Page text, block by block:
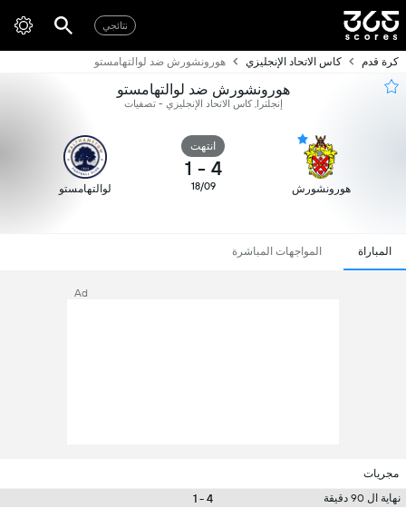
نتائجي
كرة قدم كاس الاتحاد الإنجليزي هورونشورش ضد لوالتهامستو
هورونشورش ضد لوالتهامستو
إنجلترا, كاس الاتحاد الإنجليزي - تصفيات
هورونشورش
انتهت
4
-
1
18/09 لوالتهامستو
المباراة المواجهات المباشرة
Ad
مجريات
نهاية ال 90 دقيقة
4 - 1